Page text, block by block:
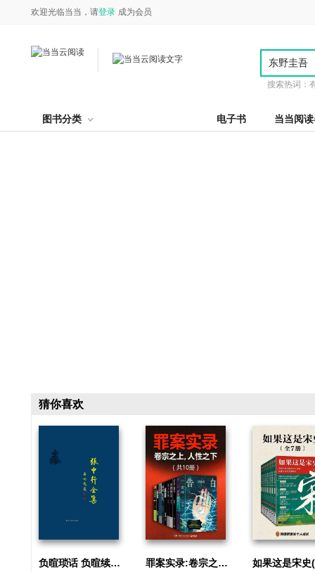
欢迎光临当当，请登录 成为会员
搜索热词：
图书分类 电子书 当当阅
猜你喜欢
负暄琐话 负暄续话(张中行全集) 罪案实录:卷宗之上,人性之下(共10册)